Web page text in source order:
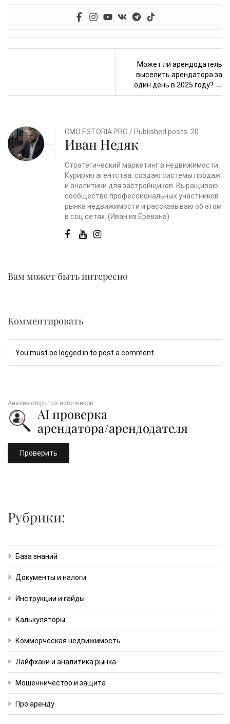
Может ли арендодатель
выселить арендатора за
один день в 2025 году? →
CMO ESTORIA.PRO / Published posts: 20
Иван Недяк
Стратегический маркетинг в недвижимости.
Курирую агентства, создаю системы продаж
и аналитики для застройщиков. Выращиваю
сообщество профессиональных участников
рынка недвижимости и рассказываю об этом
в соц.сетях. (Иван из Еревана)
Вам может быть интересно
Комментировать
You must be logged in to post a comment.
Анализ открытых источников
AI проверка
арендатора/арендодателя
Проверить
Рубрики:
База знаний
Документы и налоги
Инструкции и гайды
Калькуляторы
Коммерческая недвижимость
Лайфхаки и аналитика рынка
Мошенничество и защита
Про аренду